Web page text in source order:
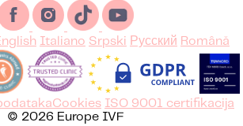
Italiano Srpski Русский Română
Cookies ISO 9001 certifikacija
© 2026 Europe IVF